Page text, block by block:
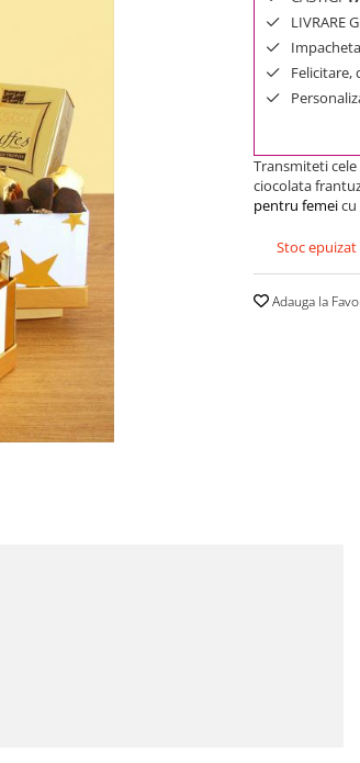
LIVRARE
Felicitare,
Transmiteti
ciocolata
pentru femei
Stoc epuizat
Adauga la